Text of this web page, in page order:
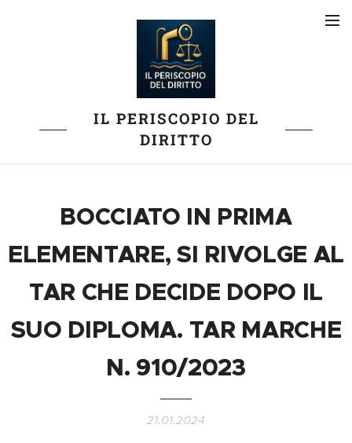
IL PERISCOPIO DEL
DIRITTO
BOCCIATO IN PRIMA
ELEMENTARE, SI RIVOLGE AL
TAR CHE DECIDE DOPO IL
SUO DIPLOMA. TAR MARCHE
N. 910/2023
21.01.2024